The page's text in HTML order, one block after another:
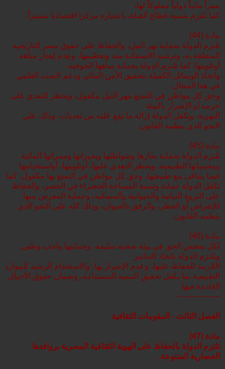
ممراً مائياً دولياً مملوكاً لها،
كما تلتزم بتنمية قطاع القناة، باعتباره مركزا اقتصاديا متميزاً.
مادة (44)
تلتزم الدولة بحماية نهر النيل، والحفاظ على حقوق مصر التاريخية
المتعلقة به، وترشيد الاستفادة منه وتعظيمها، وعدم إهدار مياهه
أوتلويثها. كما تلتزم الدولة بحماية مياهها الجوفية،
واتخاذ الوسائل الكفيلة بتحقيق الأمن المائي ودعم البحث العلمي
في هذا المجال.
وحق كل مواطن في التمتع بنهر النيل مكفول، ويحظر التعدي على
حرمه أو الإضرار بالبيئة
النهرية، وتكفل الدولة إزالة ما يقع عليه من تعديات، وذلك على
النحو الذي ينظمه القانون.
مادة (45)
تلتزم الدولة بحماية بحارها وشواطئها وبحيراتها وممراتها المائية
ومحمياتها الطبيعية. ويحظر التعدي عليها، أوتلويثها، أواستخدامها
فيما يتنافى مع طبيعتها، وحق كل مواطن في التمتع بها مكفول، كما
تكفل الدولة حماية وتنمية المساحة الخضراء في الحضر، والحفاظ
على الثروة النباتية والحيوانية والسمكية، وحماية المعرض منها
للإنقراض أو الخطر، والرفق بالحيوان، وذلك كله على النحو الذي
ينظمه القانون.
مادة (46)
لكل شخص الحق في بيئة صحية سليمة، وحمايتها واجب وطني.
وتلتزم الدولة باتخاذ التدابير
اللازمة للحفاظ عليها، وعدم الإضرار بها، والاستخدام الرشيد للموارد
الطبيعية بما يكفل تحقيق التنمية المستدامة، وضمان حقوق الأجيال
القادمة فيها.
-----------------
الفصل الثالث - المقومات الثقافية
مادة (47)
تلتزم الدولة بالحفاظ على الهوية الثقافية المصرية بروافدها
الحضارية المتنوعة.